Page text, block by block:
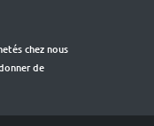
chez nous
de